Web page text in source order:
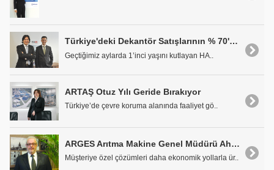
Türkiye'deki Dekantör Satışlarının % 70'ini HAUS Gerçekleştiriyor
Geçtiğimiz aylarda 1’inci yaşını kutlayan HA..
ARTAŞ Otuz Yılı Geride Bırakıyor
Türkiye’de çevre koruma alanında faaliyet gö..
ARGES Arıtma Makine Genel Müdürü Ahmet Işıtman: 'Ekonomik Ürünler Üretmeyi Amaç Edindik'
Müşteriye özel çözümleri daha ekonomik yollarla ür..